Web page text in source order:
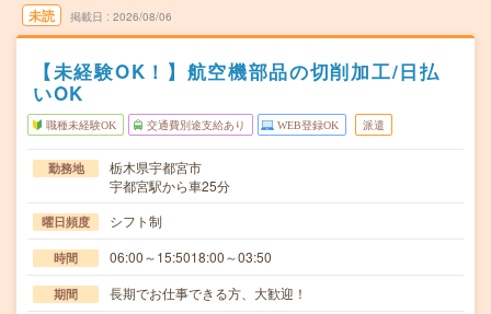
未読 掲載日 2026/08/06
【未経験OK！】航空機部品の切削加工/日払
いOK
職種未経験OK 交通費別途支給あり WEB登録OK 派遣
勤務地
栃木県宇都宮市
宇都宮駅から車25分
曜日頻度 シフト制
時間 06:00～15:5018:00～03:50
期間 長期でお仕事できる方、大歓迎！